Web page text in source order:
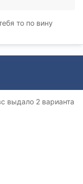
то по вину
выдало 2 варианта